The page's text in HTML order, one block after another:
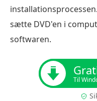
sætte DVD'en i
softwaren.
Til